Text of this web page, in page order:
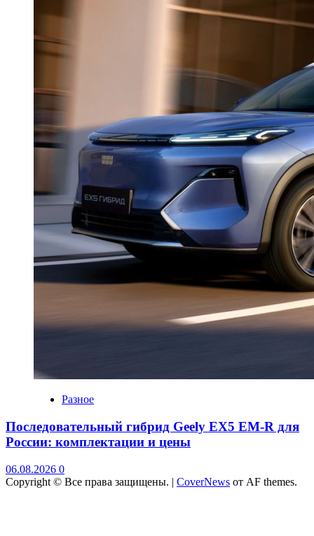
Разное
Последовательный гибрид Geely EX5 EM-R для
России: комплектации и цены
06.08.2026 0
Copyright © Все права защищены. | CoverNews от AF themes.